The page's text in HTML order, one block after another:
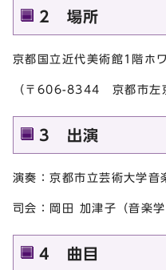
2 場所
京都国立近代美術館1階
（〒606-8344 京都市左
3 出演
演奏：京都市立芸術大学音
司会：岡田 加津子（音楽学
4 曲目